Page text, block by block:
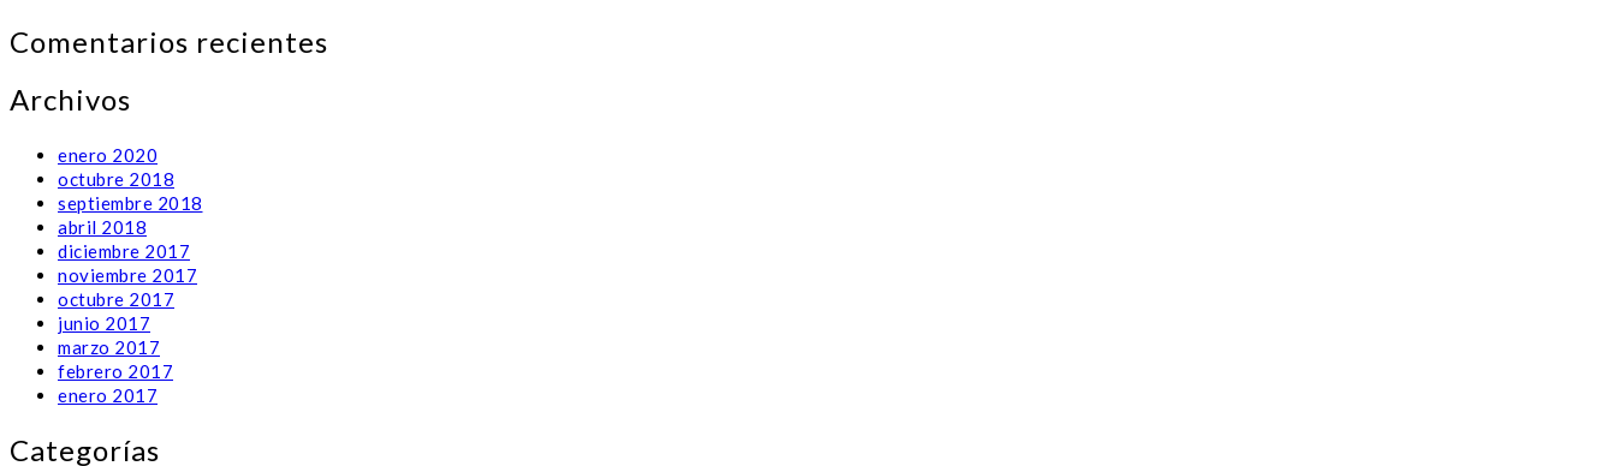
Comentarios recientes
Archivos
enero 2020
octubre 2018
septiembre 2018
abril 2018
diciembre 2017
noviembre 2017
octubre 2017
junio 2017
marzo 2017
febrero 2017
enero 2017
Categorías